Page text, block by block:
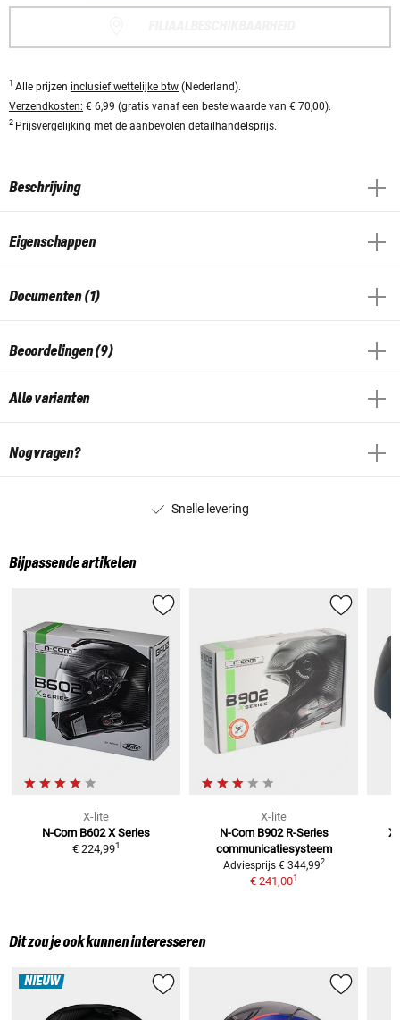
1 Alle prijzen inclusief wettelijke btw (Nederland).
Verzendkosten: € 6,99 (gratis vanaf een bestelwaarde van € 70,00).
2 Prijsvergelijking met de aanbevolen detailhandelsprijs.
Beschrijving
Eigenschappen
Documenten (1)
Beoordelingen (9)
Alle varianten
Nog vragen?
Snelle levering
Bijpassende artikelen
X-lite
N-Com B602 X Series
€ 224,991
X-lite
N-Com B902 R-Series
communicatiesysteem
Adviesprijs € 344,992
€ 241,001
Dit zou je ook kunnen interesseren
NIEUW